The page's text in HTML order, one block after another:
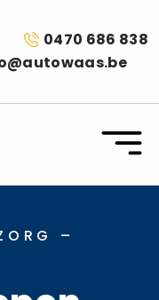
0470 686 838
–